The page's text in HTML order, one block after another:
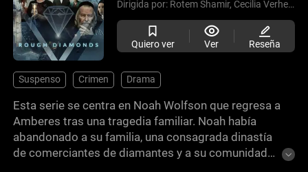
Dirigida por: Rotem Shamir, Cecilia Verheyden
Quiero ver Ver Reseña
Suspenso Crimen Drama
Esta serie se centra en Noah Wolfson que regresa a
Amberes tras una tragedia familiar. Noah había
abandonado a su familia, una consagrada dinastía
de comerciantes de diamantes y a su comunidad